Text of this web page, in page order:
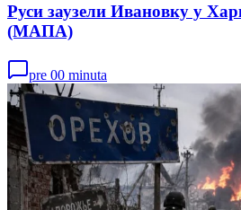
Руси заузели Ивановку у
(МАПА)
pre 00 minuta